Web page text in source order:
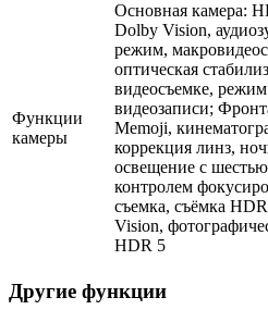
Функции
камеры
Основная камера:
Dolby Vision,
режим,
оптическая
видеосъемке,
видеозаписи;
Memoji,
коррекция линз,
освещение с
контролем
съемка, съёмка
Vision,
HDR 5
Другие функции